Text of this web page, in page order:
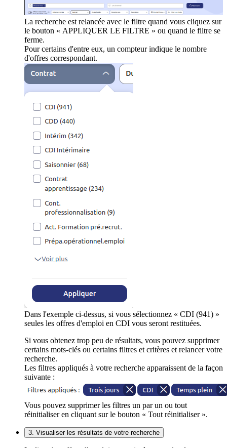
La recherche est relancée avec le filtre quand vous cliquez sur
le bouton « APPLIQUER LE FILTRE » ou quand le filtre se
ferme.
Pour certains d'entre eux, un compteur indique le nombre
d'offres correspondant.
Dans l'exemple ci-dessus, si vous sélectionnez « CDI (941) »
seules les offres d'emploi en CDI vous seront restituées.
Si vous obtenez trop peu de résultats, vous pouvez supprimer
certains mots-clés ou certains filtres et critères et relancer votre
recherche.
Les filtres appliqués à votre recherche apparaissent de la façon
suivante :
Vous pouvez supprimer les filtres un par un ou tout
réinitialiser en cliquant sur le bouton « Tout réinitialiser ».
3. Visualiser les résultats de votre recherche